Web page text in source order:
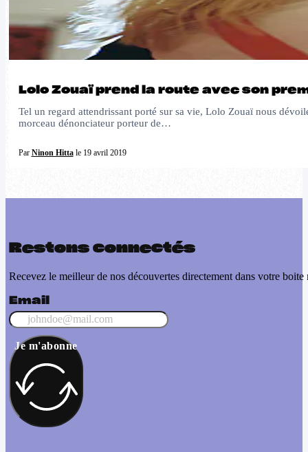
Lolo Zouaï prend la route avec son
Tel un regard attendrissant porté sur sa vie, Lolo Zouaï nous
morceau dénonciateur porteur de…
Par Ninon Hittale 19 avril 2019
Restons connectés
Recevez le meilleur de nos découvertes directement dans votre boite
Email
Je m'abonne